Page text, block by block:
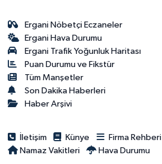
Ergani Nöbetçi Eczaneler
Ergani Hava Durumu
Ergani Trafik Yoğunluk Haritası
Puan Durumu ve Fikstür
Tüm Manşetler
Son Dakika Haberleri
Haber Arşivi
İletişim Künye Firma Rehberi
Namaz Vakitleri
Hava Durumu